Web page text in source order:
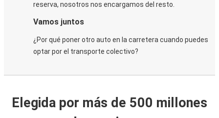
reserva, nosotros nos encargamos del resto.
Vamos juntos
¿Por qué poner otro auto en la carretera cuando puedes
optar por el transporte colectivo?
Elegida por más de 500 millones